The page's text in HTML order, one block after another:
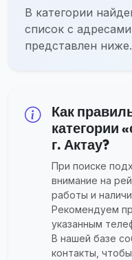
В категории
список с
представлен ниже.
Как
категории
г. Актау?
При поиске
внимание на
работы и
Рекомендуем
указанным
В нашей базе
контакты,